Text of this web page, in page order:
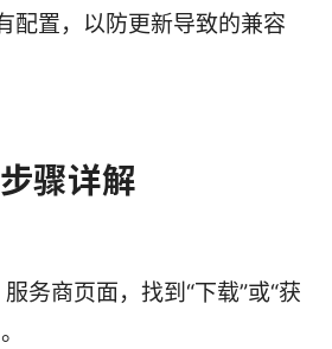
配置，以防更新导致的兼容
骤详解
务商页面，找到“下载”或“获